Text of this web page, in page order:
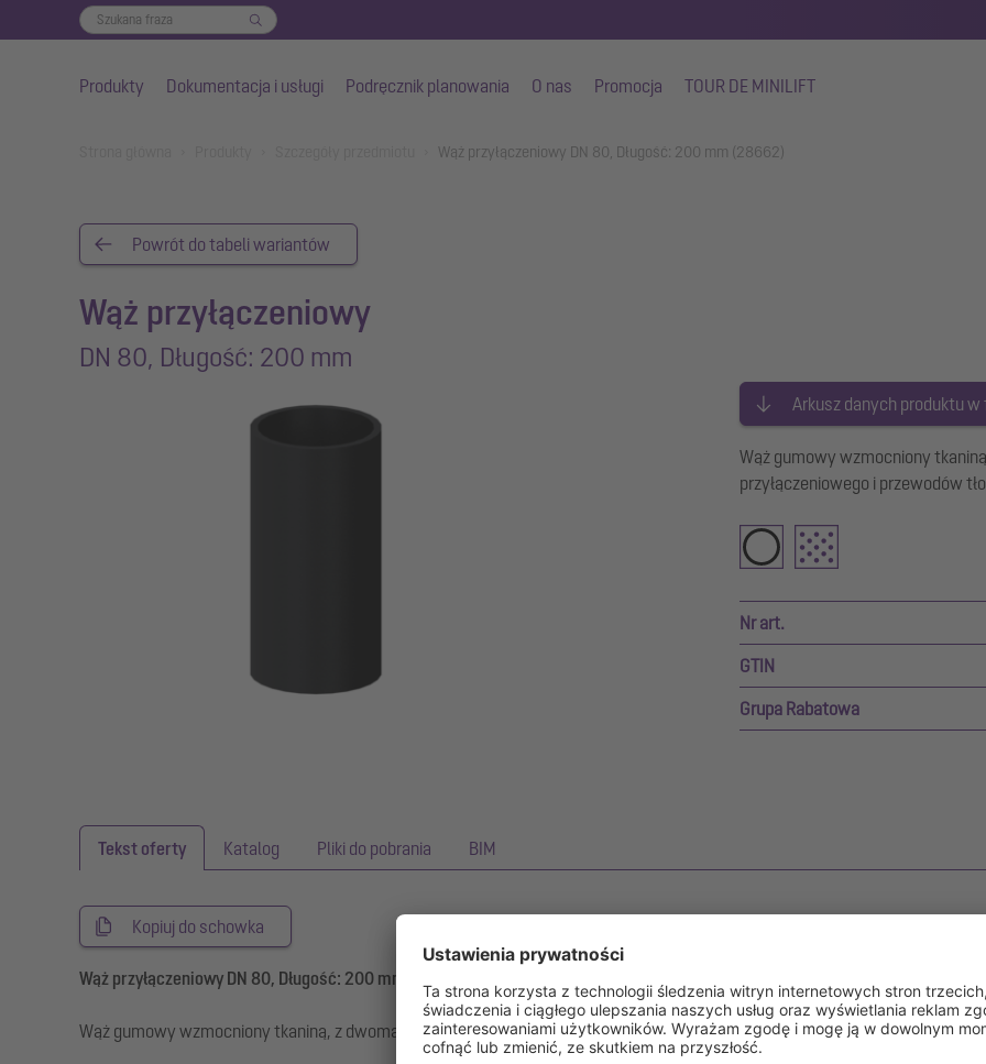
Produkty Dokumentacja i usługi Podręcznik planowania O nas Promocja TOUR DE MINILIFT
Wąż przyłączeniowy DN 80, Długość: 200 mm (28662)
Powrót do tabeli wariantów
Wąż przyłączeniowy
DN 80, Długość: 200 mm
Arkusz danych produktu w
Wąż gumowy wzmocniony
przyłączeniowego i przewodów
Nr art.
GTIN
Grupa Rabatowa
Tekst oferty Katalog Pliki do pobrania BIM
Kopiuj do schowka
Wąż przyłączeniowy DN 80, Długość: 200 mm
Wąż gumowy wzmocniony tkaniną, z dwoma opaskami zaciskowymi, do adaptera przyłączeniowego i przewodów tłocznych z